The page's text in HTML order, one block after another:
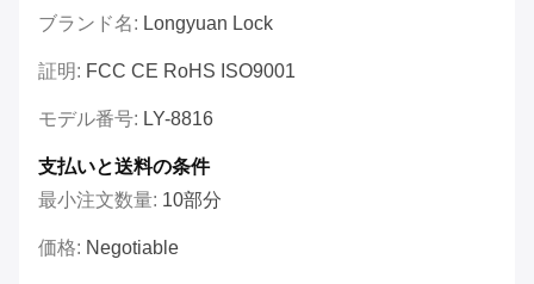
ブランド名: Longyuan Lock
証明: FCC CE RoHS ISO9001
モデル番号: LY-8816
支払いと送料の条件
最小注文数量: 10部分
価格: Negotiable